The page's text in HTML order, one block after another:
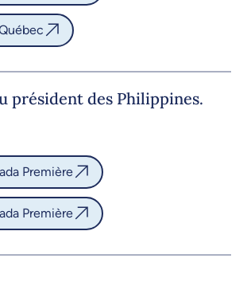
président des Philippines.
Première
Première